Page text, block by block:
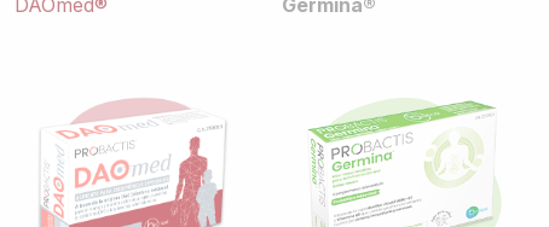
DAOmed® Germina®